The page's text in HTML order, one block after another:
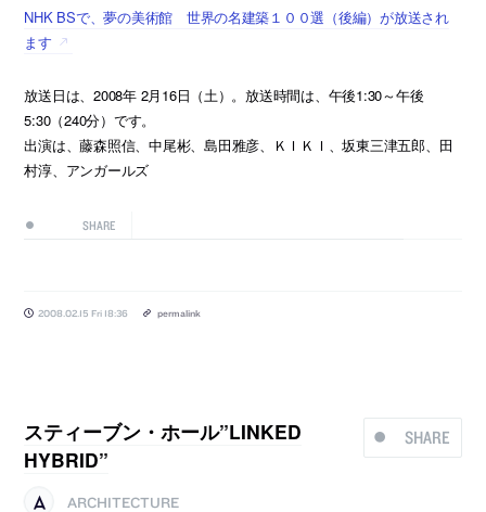
NHK BSで、夢の美術館 世界の名建築１００選（後編）が放送され
ます
放送日は、2008年 2月16日（土）。放送時間は、午後1:30～午後
5:30（240分）です。
出演は、藤森照信、中尾彬、島田雅彦、ＫＩＫＩ、坂東三津五郎、田
村淳、アンガールズ
SHARE
2008.02.15 Fri 18:36 permalink
SHARE
スティーブン・ホール”LINKED
HYBRID”
ARCHITECTURE